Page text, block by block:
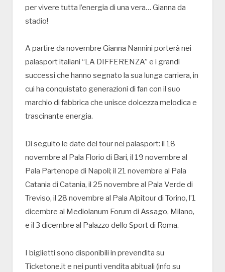
per vivere tutta l’energia di una vera… Gianna da
stadio!
A partire da novembre Gianna Nannini porterà nei
palasport italiani “LA DIFFERENZA” e i grandi
successi che hanno segnato la sua lunga carriera, in
cui ha conquistato generazioni di fan con il suo
marchio di fabbrica che unisce dolcezza melodica e
trascinante energia.
Di seguito le date del tour nei palasport: il 18
novembre al Pala Florio di Bari, il 19 novembre al
Pala Partenope di Napoli; il 21 novembre al Pala
Catania di Catania, il 25 novembre al Pala Verde di
Treviso, il 28 novembre al Pala Alpitour di Torino, l’1
dicembre al Mediolanum Forum di Assago, Milano,
e il 3 dicembre al Palazzo dello Sport di Roma.
I biglietti sono disponibili in prevendita su
Ticketone.it e nei punti vendita abituali (info su